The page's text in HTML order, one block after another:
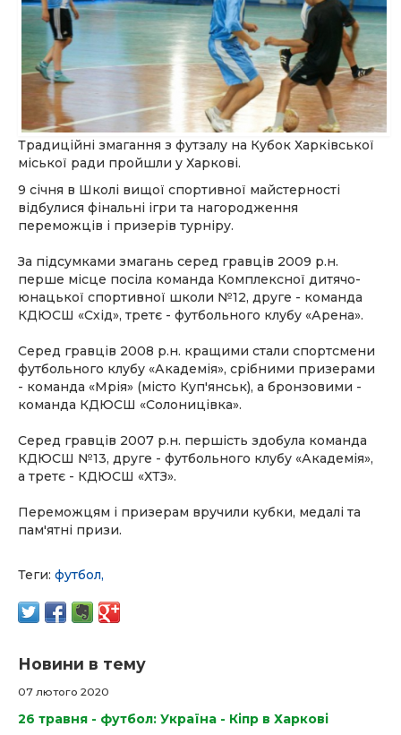
Традиційні змагання з футзалу на Кубок Харківської
міської ради пройшли у Харкові.
9 січня в Школі вищої спортивної майстерності
відбулися фінальні ігри та нагородження
переможців і призерів турніру.
За підсумками змагань серед гравців 2009 р.н.
перше місце посіла команда Комплексної дитячо-
юнацької спортивної школи №12, друге - команда
КДЮСШ «Схід», третє - футбольного клубу «Арена».
Серед гравців 2008 р.н. кращими стали спортсмени
футбольного клубу «Академія», срібними призерами
- команда «Мрія» (місто Куп'янськ), а бронзовими -
команда КДЮСШ «Солоницівка».
Серед гравців 2007 р.н. першість здобула команда
КДЮСШ №13, друге - футбольного клубу «Академія»,
а третє - КДЮСШ «ХТЗ».
Переможцям і призерам вручили кубки, медалі та
пам'ятні призи.
Теги: футбол,
Новини в тему
07 лютого 2020
26 травня - футбол: Україна - Кіпр в Харкові